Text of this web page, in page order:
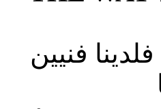
فنيين